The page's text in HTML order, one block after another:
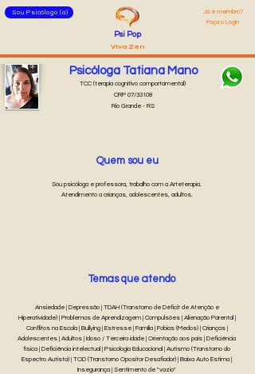
Sou Psicólogo (a)
Já é membro?
Faça o Login
Psi Pop
Viva Zen
Psicóloga Tatiana Mano
CRP 07/33108
Rio Grande - RS
TCC (terapia cognitivo comportamental)
Quem sou eu
Sou psicóloga e professora, trabalho com a Arteterapia.
Atendimento a crianças, adolescentes, adultos.
Temas que atendo
Ansiedade | Depressão | TDAH (Transtorno de Déficit de Atenção e
Hiperatividade) | Problemas de Aprendizagem | Compulsões | Alienação Parental |
Conflitos na Escola | Bullying | Estresse | Família | Fobias (Medos) | Crianças |
Adolescentes | Adultos | Idoso / Terceira idade | Orientação aos pais | Deficiência
física | Deficiência intelectual | Psicologia Educacional | Autismo (Transtorno do
Espectro Autista) | TOD (Transtorno Opositor Desafiador) | Baixa Auto Estima |
Insegurança | Sentimento de "vazio"